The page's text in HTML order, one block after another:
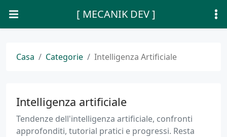
[ MECANIK DEV ]
Casa Categorie Intelligenza Artificiale
Intelligenza artificiale
Tendenze dell'intelligenza artificiale, confronti
approfonditi, tutorial pratici e progressi. Resta